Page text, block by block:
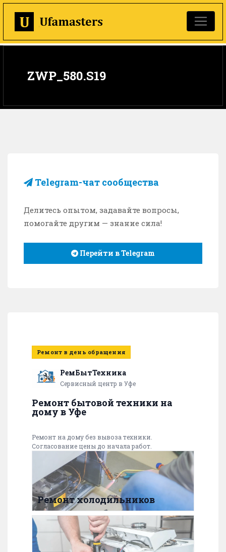
ZWP_580.S19
Telegram-чат сообщества
Делитесь опытом, задавайте вопросы,
помогайте другим — знание сила!
Перейти в Telegram
Ремонт в день обращения
РемБытТехника
Сервисный центр в Уфе
Ремонт бытовой техники на
дому в Уфе
Ремонт на дому без вывоза техники.
Согласование цены до начала работ.
Ремонт холодильников